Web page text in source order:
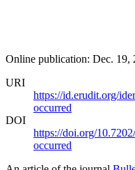
Online publication: Dec. 19,
URI
https://id.erudit.org/
occurred
DOI
https://doi.org/
occurred